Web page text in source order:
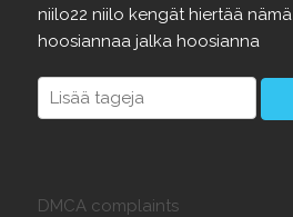
niilo22 niilo kengät hiertää nämä
hoosiannaa jalka hoosianna
DMCA complaints